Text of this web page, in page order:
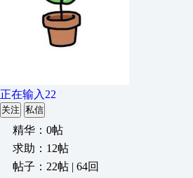
正在输入22
关注 私信
精华：0帖
求助：12帖
帖子：22帖 | 64回